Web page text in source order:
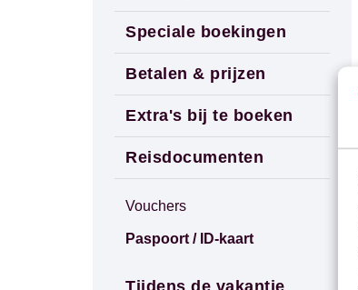
Speciale boekingen
Betalen & prijzen
Extra's bij te boeken
Reisdocumenten
Vouchers
Paspoort / ID-kaart
Tijdens de vakantie